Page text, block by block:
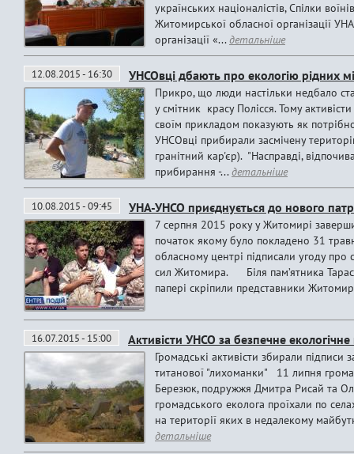
українських націоналістів, Спілки
Житомирської обласної організації
організації «...детальніше
12.08.2015 - 16:30 УНСОвці дбають про екологію рідних
Прикро, що люди настільки недбало
у смітник красу Полісся. Тому
своїм прикладом показують як
УНСОвці прибирали засмічену
гранітний кар'єр). "Насправді,
прибирання -...детальніше
10.08.2015 - 09:45 УНА-УНСО приєднується до нового
7 серпня 2015 року у Житомирі
початок якому було покладено 31
обласному центрі підписали угоду
сил Житомира. Біля пам’ятника
папері скріпили представники
16.07.2015 - 15:00 Активісти УНСО за безпечне
Громадські активісти збирали
титанової "лихоманки" 11 липня
Березюк, подружжя Дмитра Рисай та
громадського еколога проїхали по
на території яких в недалекому
детальніше